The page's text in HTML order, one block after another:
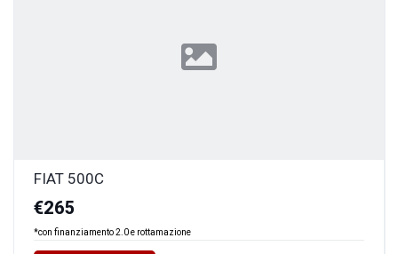
FIAT 500C
€265
*con finanziamento 2.0 e rottamazione